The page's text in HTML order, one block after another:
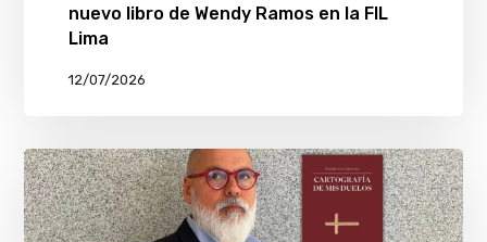
nuevo libro de Wendy Ramos en la FIL
Lima
12/07/2026